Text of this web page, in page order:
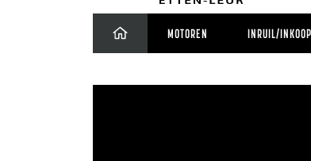
MOTOREN INRUIL/